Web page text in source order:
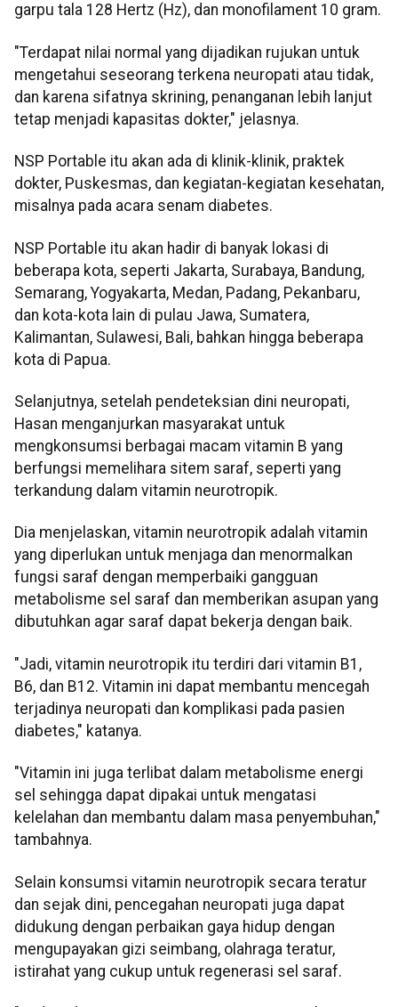
garpu tala 128 Hertz (Hz), dan monofilament 10 gram.
"Terdapat nilai normal yang dijadikan rujukan untuk
mengetahui seseorang terkena neuropati atau tidak,
dan karena sifatnya skrining, penanganan lebih lanjut
tetap menjadi kapasitas dokter," jelasnya.
NSP Portable itu akan ada di klinik-klinik, praktek
dokter, Puskesmas, dan kegiatan-kegiatan kesehatan,
misalnya pada acara senam diabetes.
NSP Portable itu akan hadir di banyak lokasi di
beberapa kota, seperti Jakarta, Surabaya, Bandung,
Semarang, Yogyakarta, Medan, Padang, Pekanbaru,
dan kota-kota lain di pulau Jawa, Sumatera,
Kalimantan, Sulawesi, Bali, bahkan hingga beberapa
kota di Papua.
Selanjutnya, setelah pendeteksian dini neuropati,
Hasan menganjurkan masyarakat untuk
mengkonsumsi berbagai macam vitamin B yang
berfungsi memelihara sitem saraf, seperti yang
terkandung dalam vitamin neurotropik.
Dia menjelaskan, vitamin neurotropik adalah vitamin
yang diperlukan untuk menjaga dan menormalkan
fungsi saraf dengan memperbaiki gangguan
metabolisme sel saraf dan memberikan asupan yang
dibutuhkan agar saraf dapat bekerja dengan baik.
"Jadi, vitamin neurotropik itu terdiri dari vitamin B1,
B6, dan B12. Vitamin ini dapat membantu mencegah
terjadinya neuropati dan komplikasi pada pasien
diabetes," katanya.
"Vitamin ini juga terlibat dalam metabolisme energi
sel sehingga dapat dipakai untuk mengatasi
kelelahan dan membantu dalam masa penyembuhan,"
tambahnya.
Selain konsumsi vitamin neurotropik secara teratur
dan sejak dini, pencegahan neuropati juga dapat
didukung dengan perbaikan gaya hidup dengan
mengupayakan gizi seimbang, olahraga teratur,
istirahat yang cukup untuk regenerasi sel saraf.